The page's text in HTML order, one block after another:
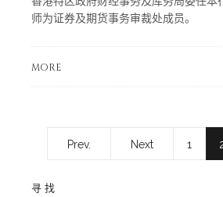
师为证券及期货事务审裁处成员。
MORE
Prev. Next 1
寻找